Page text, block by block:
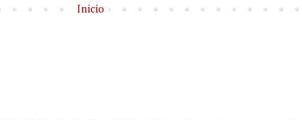
Inicio